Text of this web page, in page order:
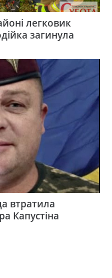
легковик
загинула
втратила
Капустіна